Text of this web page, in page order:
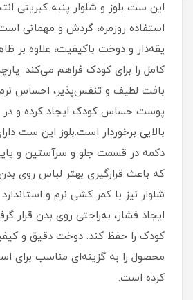
این ست بلوز و شلوار پنبه کبریتی
استفاده روزمره، گردش و مهمانی
یقه‌دار و دوخت باکیفیت، علاوه بر
کامل را برای کودک فراهم می‌کند.
بافت لطیف و تنفس‌پذیر، احساس
پوست حساس کودک ایجاد کرده و در
بالایی برخوردار است.بلوز این ست
دکمه در قسمت جلو و سرآستین و
که باعث قرارگیری بهتر لباس روی
شلوار نیز با کمر کشی نرم و
ایجاد فشار، به‌راحتی روی بدن قرار
کودک را حفظ کند. دوخت دقیق و
محصول را به گزینه‌ای مناسب برای
کرده است.